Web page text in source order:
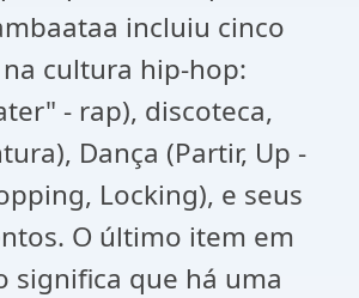
incluiu cinco
cultura hip-hop:
- rap), discoteca,
Dança (Partir, Up -
Locking), e seus
O último item em
significa que há uma